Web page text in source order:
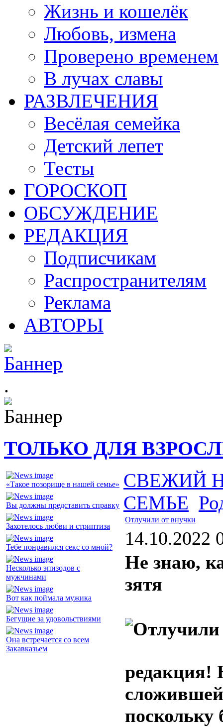
Жизнь и кошелёк
Любовь, измена
Проверено временем
В лучах славы
РАЗВЛЕЧЕНИЯ
Весёлая семейка
Детский лепет
Тесты
ГОРОСКОП
ОБСУЖДЕНИЕ
РЕДАКЦИЯ
Подписчикам
Распространителям
Реклама
АВТОРЫ
.
ТОЛЬКО ДЛЯ
«Такое позорище в нашей семье»
Вы должны представить справку
Захотелось любви и стриптиза
Тебе понравился секс со мной?
Несколько эпизодов с
мужчинами
Вот как поймала мужика
Бегущие за удовольствиями
Она встречается со всем
Закавказьем
СВЕЖИЙ
СЕМЬЕ
Отлучили от внучки
14.10.2022
Не знаю,
зятя
редакция!
поскольку